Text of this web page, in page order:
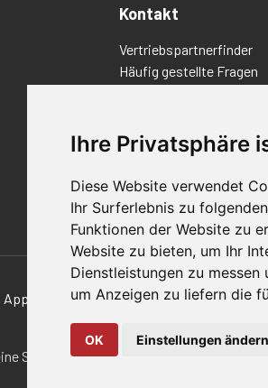
Ihre Privatsphäre
Diese Website verwendet
Ihr Surferlebnis zu
Funktionen der Website zu
Website zu bieten, um Ihr
Dienstleistungen zu
um Anzeigen zu liefern die
OK Einstellungen ändern
Kontakt
Vertriebspartnerfinder
Häufig gestellte Fragen
Richtlinien/AGBs
Applications Aerospace Solutions For
Stabilus-Expertenmarke.